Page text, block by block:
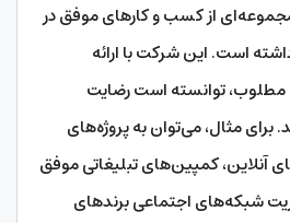
مجموعه‌ای از کسب و کارهای موفق در
است. این شرکت با ارائه
مطلوب، توانسته است رضایت
مثال، می‌توان به پروژه‌های
آنلاین، کمپین‌های تبلیغاتی موفق
شبکه‌های اجتماعی برندهای